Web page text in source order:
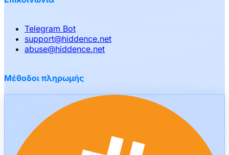
Telegram Bot
support@hiddence.net
abuse@hiddence.net
Μέθοδοι πληρωμής